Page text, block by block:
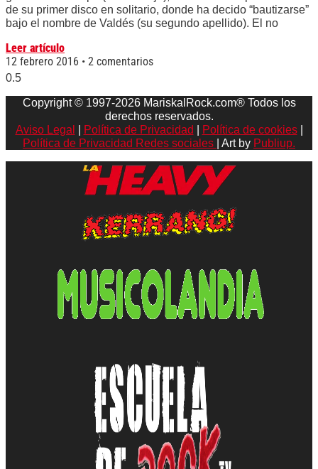
de su primer disco en solitario, donde ha decido “bautizarse”
bajo el nombre de Valdés (su segundo apellido). El no
Leer artículo
12 febrero 2016
2 comentarios
Copyright © 1997-2026 MariskalRock.com® Todos los
derechos reservados.
Aviso Legal
Política de Privacidad Política de cookies|
Política de Privacidad Redes sociales
| Art by Publiup.